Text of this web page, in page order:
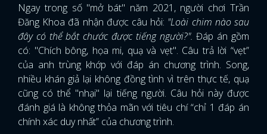
Ngay trong số "mở bát" năm 2021, người chơi Trần
Đăng Khoa đã nhận được câu hỏi: "Loài chim nào sau
đây có thể bắt chước được tiếng người?". Đáp án gồm
có: "Chích bông, họa mi, quạ và vẹt". Câu trả lời “vẹt”
của anh trùng khớp với đáp án chương trình. Song,
nhiều khán giả lại không đồng tình vì trên thực tế, quạ
cũng có thể "nhại" lại tiếng người. Câu hỏi này được
đánh giá là không thỏa mãn với tiêu chí “chỉ 1 đáp án
chính xác duy nhất” của chương trình.